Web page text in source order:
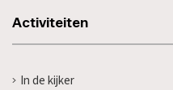
Activiteiten
In de kijker